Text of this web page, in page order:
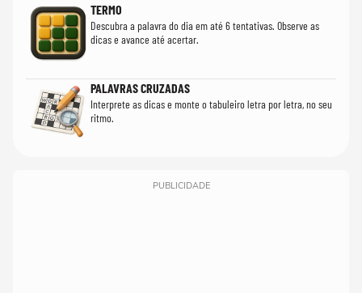
TERMO
Descubra a palavra do dia em até 6 tentativas. Observe as
dicas e avance até acertar.
PALAVRAS CRUZADAS
Interprete as dicas e monte o tabuleiro letra por letra, no seu
ritmo.
PUBLICIDADE